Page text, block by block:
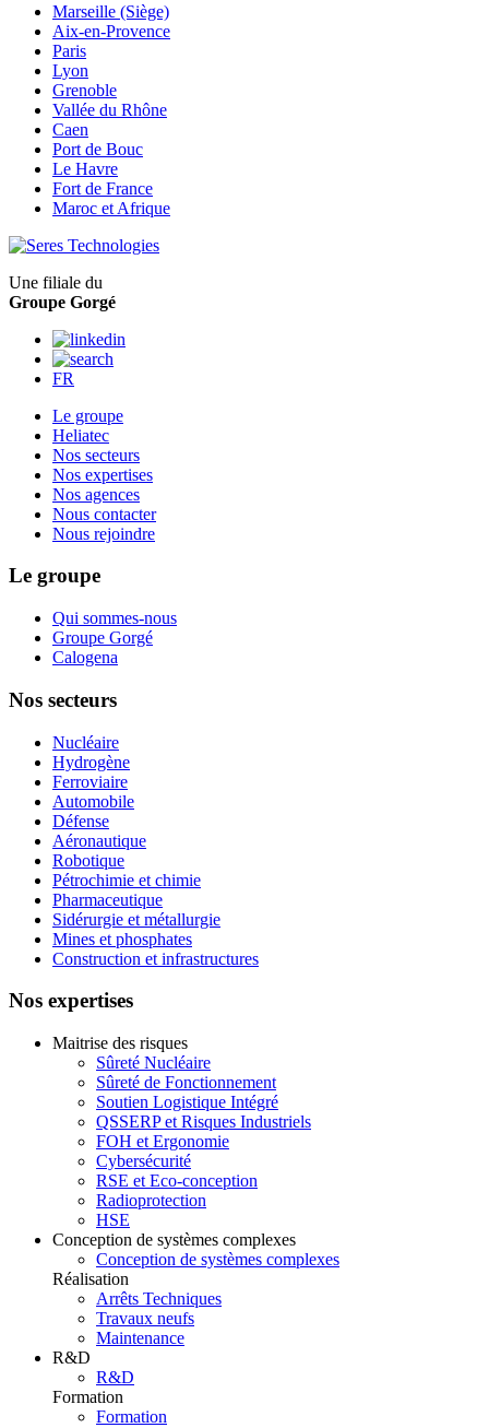
Marseille (Siège)
Aix-en-Provence
Paris
Lyon
Grenoble
Vallée du Rhône
Caen
Port de Bouc
Le Havre
Fort de France
Maroc et Afrique
Une filiale du
Groupe Gorgé
FR
Le groupe
Heliatec
Nos secteurs
Nos expertises
Nos agences
Nous contacter
Nous rejoindre
Le groupe
Qui sommes-nous
Groupe Gorgé
Calogena
Nos secteurs
Nucléaire
Hydrogène
Ferroviaire
Automobile
Défense
Aéronautique
Robotique
Pétrochimie et chimie
Pharmaceutique
Sidérurgie et métallurgie
Mines et phosphates
Construction et infrastructures
Nos expertises
Maitrise des risques
Sûreté Nucléaire
Sûreté de Fonctionnement
Soutien Logistique Intégré
QSSERP et Risques Industriels
FOH et Ergonomie
Cybersécurité
RSE et Eco-conception
Radioprotection
HSE
Conception de systèmes complexes
Conception de systèmes complexes
Réalisation
Arrêts Techniques
Travaux neufs
Maintenance
R&D
R&D
Formation
Formation